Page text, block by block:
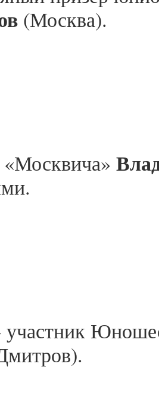
(Москва).
участник